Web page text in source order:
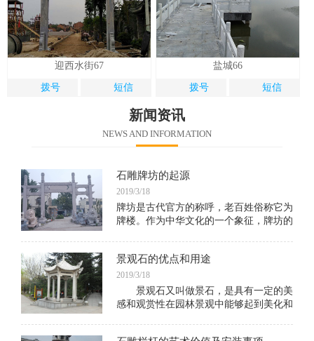
迎西水街67
拨号 短信
盐城66
拨号 短信
新闻资讯
NEWS AND INFORMATION
石雕牌坊的起源
2019/3/18
牌坊是古代官方的称呼，老百姓俗称它为
牌楼。作为中华文化的一个象征，牌坊的
以栖迟。"《诗经》编成于春秋时代，
景观石的优点和用途
2019/3/18
景观石又叫做景石，是具有一定的美
感和观赏性在园林景观中能够起到美化和